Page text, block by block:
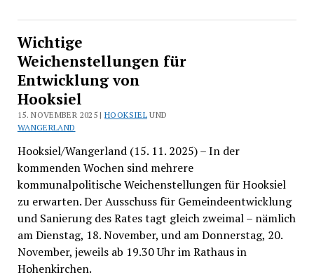
Wichtige
Weichenstellungen für
Entwicklung von
Hooksiel
15. NOVEMBER 2025 |HOOKSIELUND
WANGERLAND
Hooksiel/Wangerland (15. 11. 2025) – In der
kommenden Wochen sind mehrere
kommunalpolitische Weichenstellungen für Hooksiel
zu erwarten. Der Ausschuss für Gemeindeentwicklung
und Sanierung des Rates tagt gleich zweimal – nämlich
am Dienstag, 18. November, und am Donnerstag, 20.
November, jeweils ab 19.30 Uhr im Rathaus in
Hohenkirchen.